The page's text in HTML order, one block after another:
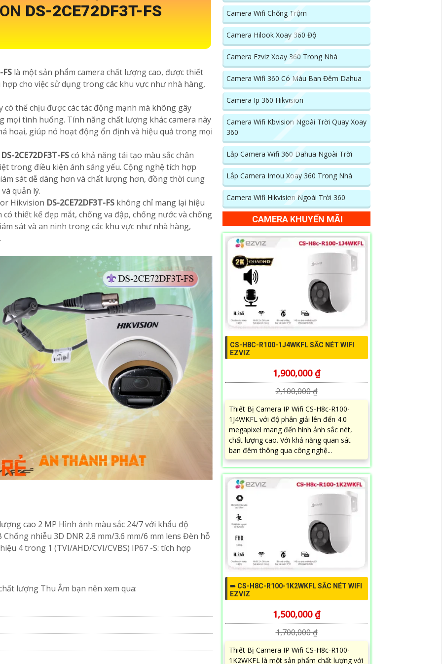
DS-2CE72DF3T-FS
FS là một sản phẩm camera chất lượng cao, được thiết
cho việc sử dụng trong các khu vực như nhà hàng,
thể chịu được các tác động mạnh mà không gây
tình huống. Tính năng chất lượng khác camera này
hoại, giúp nó hoạt động ổn định và hiệu quả trong mọi
DS-2CE72DF3T-FScó khả năng tái tạo màu sắc chân
trong điều kiện ánh sáng yếu. Cộng nghệ tích hợp
sát dễ dàng hơn và chất lượng hơn, đồng thời cung
quản lý.
Hikvision DS-2CE72DF3T-FS không chỉ mang lại hiệu
thiết kế đẹp mắt, chống va đập, chống nước và chống
sát và an ninh trong các khu vực như nhà hàng,
cao 2 MP Hình ảnh màu sắc 24/7 với khẩu độ
nhiễu 3D DNR 2.8 mm/3.6 mm/6 mm lens Đèn hỗ
4 trong 1 (TVI/AHD/CVI/CVBS) IP67 -S: tích hợp
lượng Thu Âm bạn nên xem qua:
Camera Wifi Chống Trộm
Camera Hilook Xoay 360 Độ
Camera Ezviz Xoay 360 Trong Nhà
Camera Wifi 360 Có Màu Ban Đêm Dahua
Camera Ip 360 Hikvision
Camera Wifi Kbvision Ngoài Trời Quay Xoay
360
Lắp Camera Wifi 360 Dahua Ngoài Trời
Lắp Camera Imou Xoay 360 Trong Nhà
Camera Wifi Hikvision Ngoài Trời 360
CAMERA KHUYẾN MÃI
CS-H8C-R100-1J4WKFL SẮC NÉT WIFI
EZVIZ
1,900,000 ₫
2,100,000 ₫
Thiết Bị Camera IP Wifi CS-H8c-R100-
1J4WKFL với độ phân giải lên đến 4.0
megapixel mang đến hình ảnh sắc nét,
chất lượng cao. Với khả năng quan sát
ban đêm thông qua công nghệ...
➠ CS-H8C-R100-1K2WKFL SẮC NÉT WIFI
EZVIZ
1,500,000 ₫
1,700,000 ₫
Thiết Bị Camera IP Wifi CS-H8c-R100-
1K2WKFL là một sản phẩm chất lượng với